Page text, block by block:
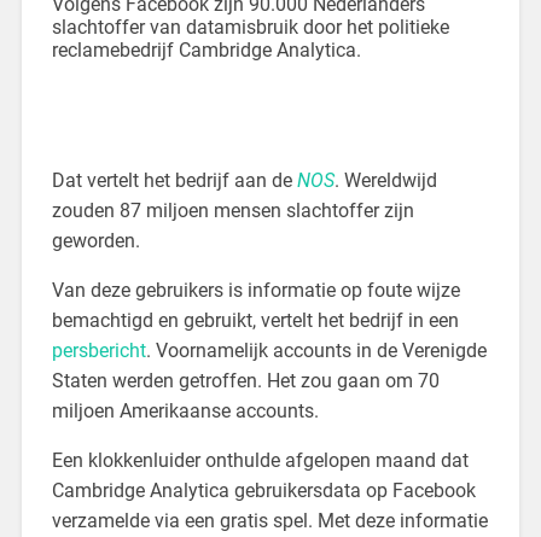
slachtoffer van datamisbruik door het politieke
reclamebedrijf Cambridge Analytica.
Dat vertelt het bedrijf aan de NOS. Wereldwijd
zouden 87 miljoen mensen slachtoffer zijn
geworden.
Van deze gebruikers is informatie op foute wijze
bemachtigd en gebruikt, vertelt het bedrijf in een
persbericht. Voornamelijk accounts in de Verenigde
Staten werden getroffen. Het zou gaan om 70
miljoen Amerikaanse accounts.
Een klokkenluider onthulde afgelopen maand dat
Cambridge Analytica gebruikersdata op Facebook
verzamelde via een gratis spel. Met deze informatie